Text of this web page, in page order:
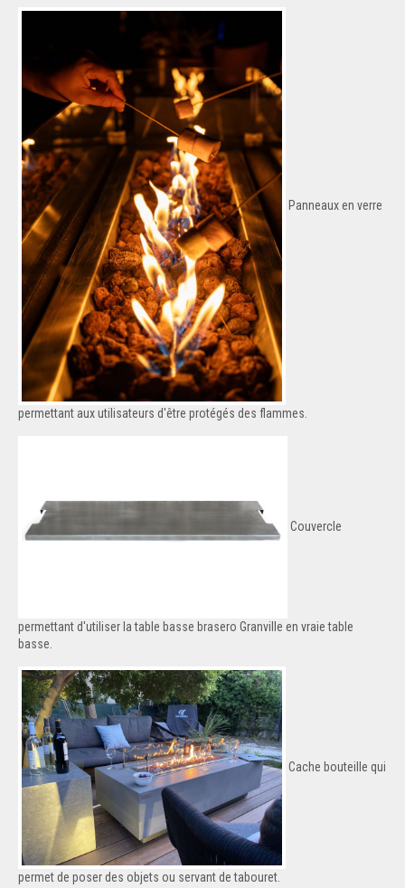
Panneaux en verre
permettant aux utilisateurs d'être protégés des flammes.
Couvercle
permettant d'utiliser la table basse brasero Granville en vraie table
basse.
Cache bouteille qui
permet de poser des objets ou servant de tabouret.